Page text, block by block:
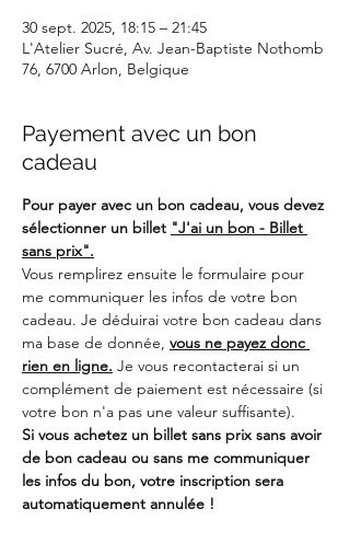
30 sept. 2025, 18:15 – 21:45
L'Atelier Sucré, Av. Jean-Baptiste Nothomb
76, 6700 Arlon, Belgique
Payement avec un bon
cadeau
Pour payer avec un bon cadeau, vous devez
sélectionner un billet "J'ai un bon - Billet
sans prix".
Vous remplirez ensuite le formulaire pour
me communiquer les infos de votre bon
cadeau. Je déduirai votre bon cadeau dans
ma base de donnée, vous ne payez donc
rien en ligne. Je vous recontacterai si un
complément de paiement est nécessaire (si
votre bon n'a pas une valeur suffisante).
Si vous achetez un billet sans prix sans avoir
de bon cadeau ou sans me communiquer
les infos du bon, votre inscription sera
automatiquement annulée !